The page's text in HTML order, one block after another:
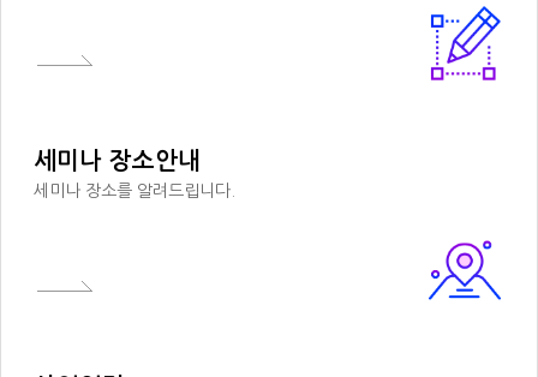
세미나 장소안내
세미나 장소를 알려드립니다.